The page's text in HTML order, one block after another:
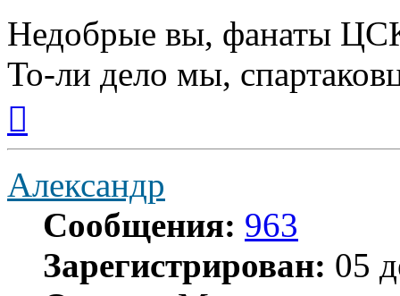
Недобрые вы, фанаты
То-ли дело мы,
началу
Александр
Сообщения: 963
Зарегистрирован: 05